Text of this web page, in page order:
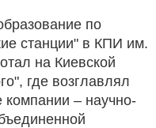
по
станции" в КПИ им.
на Киевской
где возглавлял
компании – научно-